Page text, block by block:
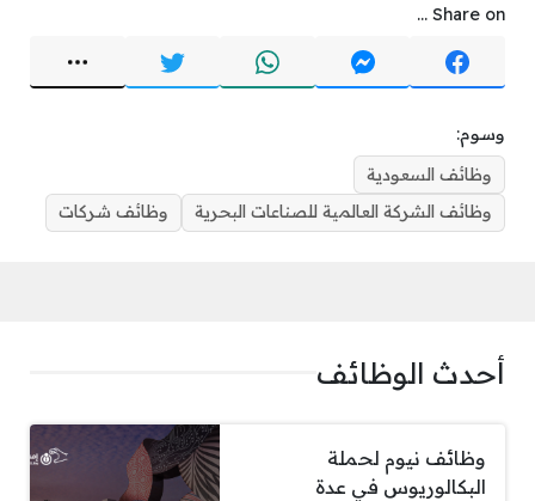
Share on ...
وسوم:
وظائف السعودية
وظائف الشركة العالمية للصناعات البحرية
وظائف شركات
أحدث الوظائف
وظائف نيوم لحملة
البكالوريوس في عدة